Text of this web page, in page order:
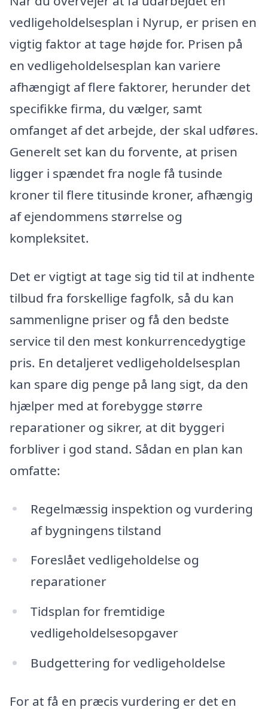
vedligeholdelsesplan i Nyrup, er prisen en
vigtig faktor at tage højde for. Prisen på
en vedligeholdelsesplan kan variere
afhængigt af flere faktorer, herunder det
specifikke firma, du vælger, samt
omfanget af det arbejde, der skal udføres.
Generelt set kan du forvente, at prisen
ligger i spændet fra nogle få tusinde
kroner til flere titusinde kroner, afhængig
af ejendommens størrelse og
kompleksitet.
Det er vigtigt at tage sig tid til at indhente
tilbud fra forskellige fagfolk, så du kan
sammenligne priser og få den bedste
service til den mest konkurrencedygtige
pris. En detaljeret vedligeholdelsesplan
kan spare dig penge på lang sigt, da den
hjælper med at forebygge større
reparationer og sikrer, at dit byggeri
forbliver i god stand. Sådan en plan kan
omfatte:
Regelmæssig inspektion og vurdering
af bygningens tilstand
Foreslået vedligeholdelse og
reparationer
Tidsplan for fremtidige
vedligeholdelsesopgaver
Budgettering for vedligeholdelse
For at få en præcis vurdering er det en